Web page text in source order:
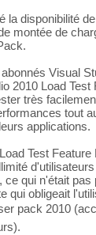
la disponibilité
montée de
Visual
2010 Load
très
tout
applications.
Test
ce qui n'était
qui obligeait
pack 2010